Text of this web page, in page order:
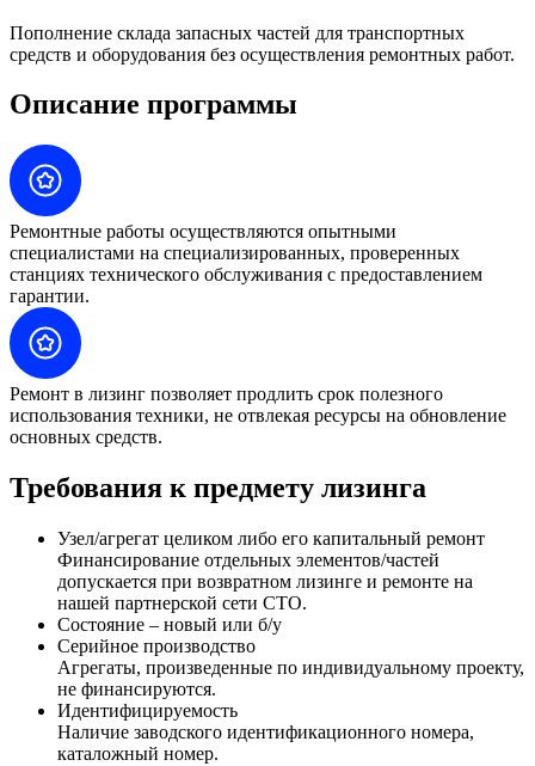
Пополнение склада запасных частей для транспортных
средств и оборудования без осуществления ремонтных работ.
Описание программы
Ремонтные работы осуществляются опытными
специалистами на специализированных, проверенных
станциях технического обслуживания с предоставлением
гарантии.
Ремонт в лизинг позволяет продлить срок полезного
использования техники, не отвлекая ресурсы на обновление
основных средств.
Требования к предмету лизинга
Узел/агрегат целиком либо его капитальный ремонт
Финансирование отдельных элементов/частей
допускается при возвратном лизинге и ремонте на
нашей партнерской сети СТО.
Состояние – новый или б/у
Серийное производство
Агрегаты, произведенные по индивидуальному проекту,
не финансируются.
Идентифицируемость
Наличие заводского идентификационного номера,
каталожный номер.